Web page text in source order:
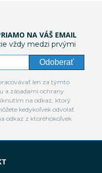
NA VÁŠ EMAIL
vždy medzi prvými
Odoberať
len za týmto
a zásadami ochrany
na odkaz, ktorý
kedykoľvek odvolať
odkaz z ktoréhokoľvek